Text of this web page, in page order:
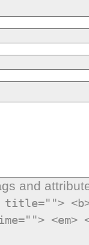
and
title="">